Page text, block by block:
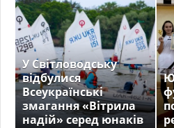
У Світловодську
відбулися
Всеукраїнські
змагання «Вітрила
надій» серед юнаків